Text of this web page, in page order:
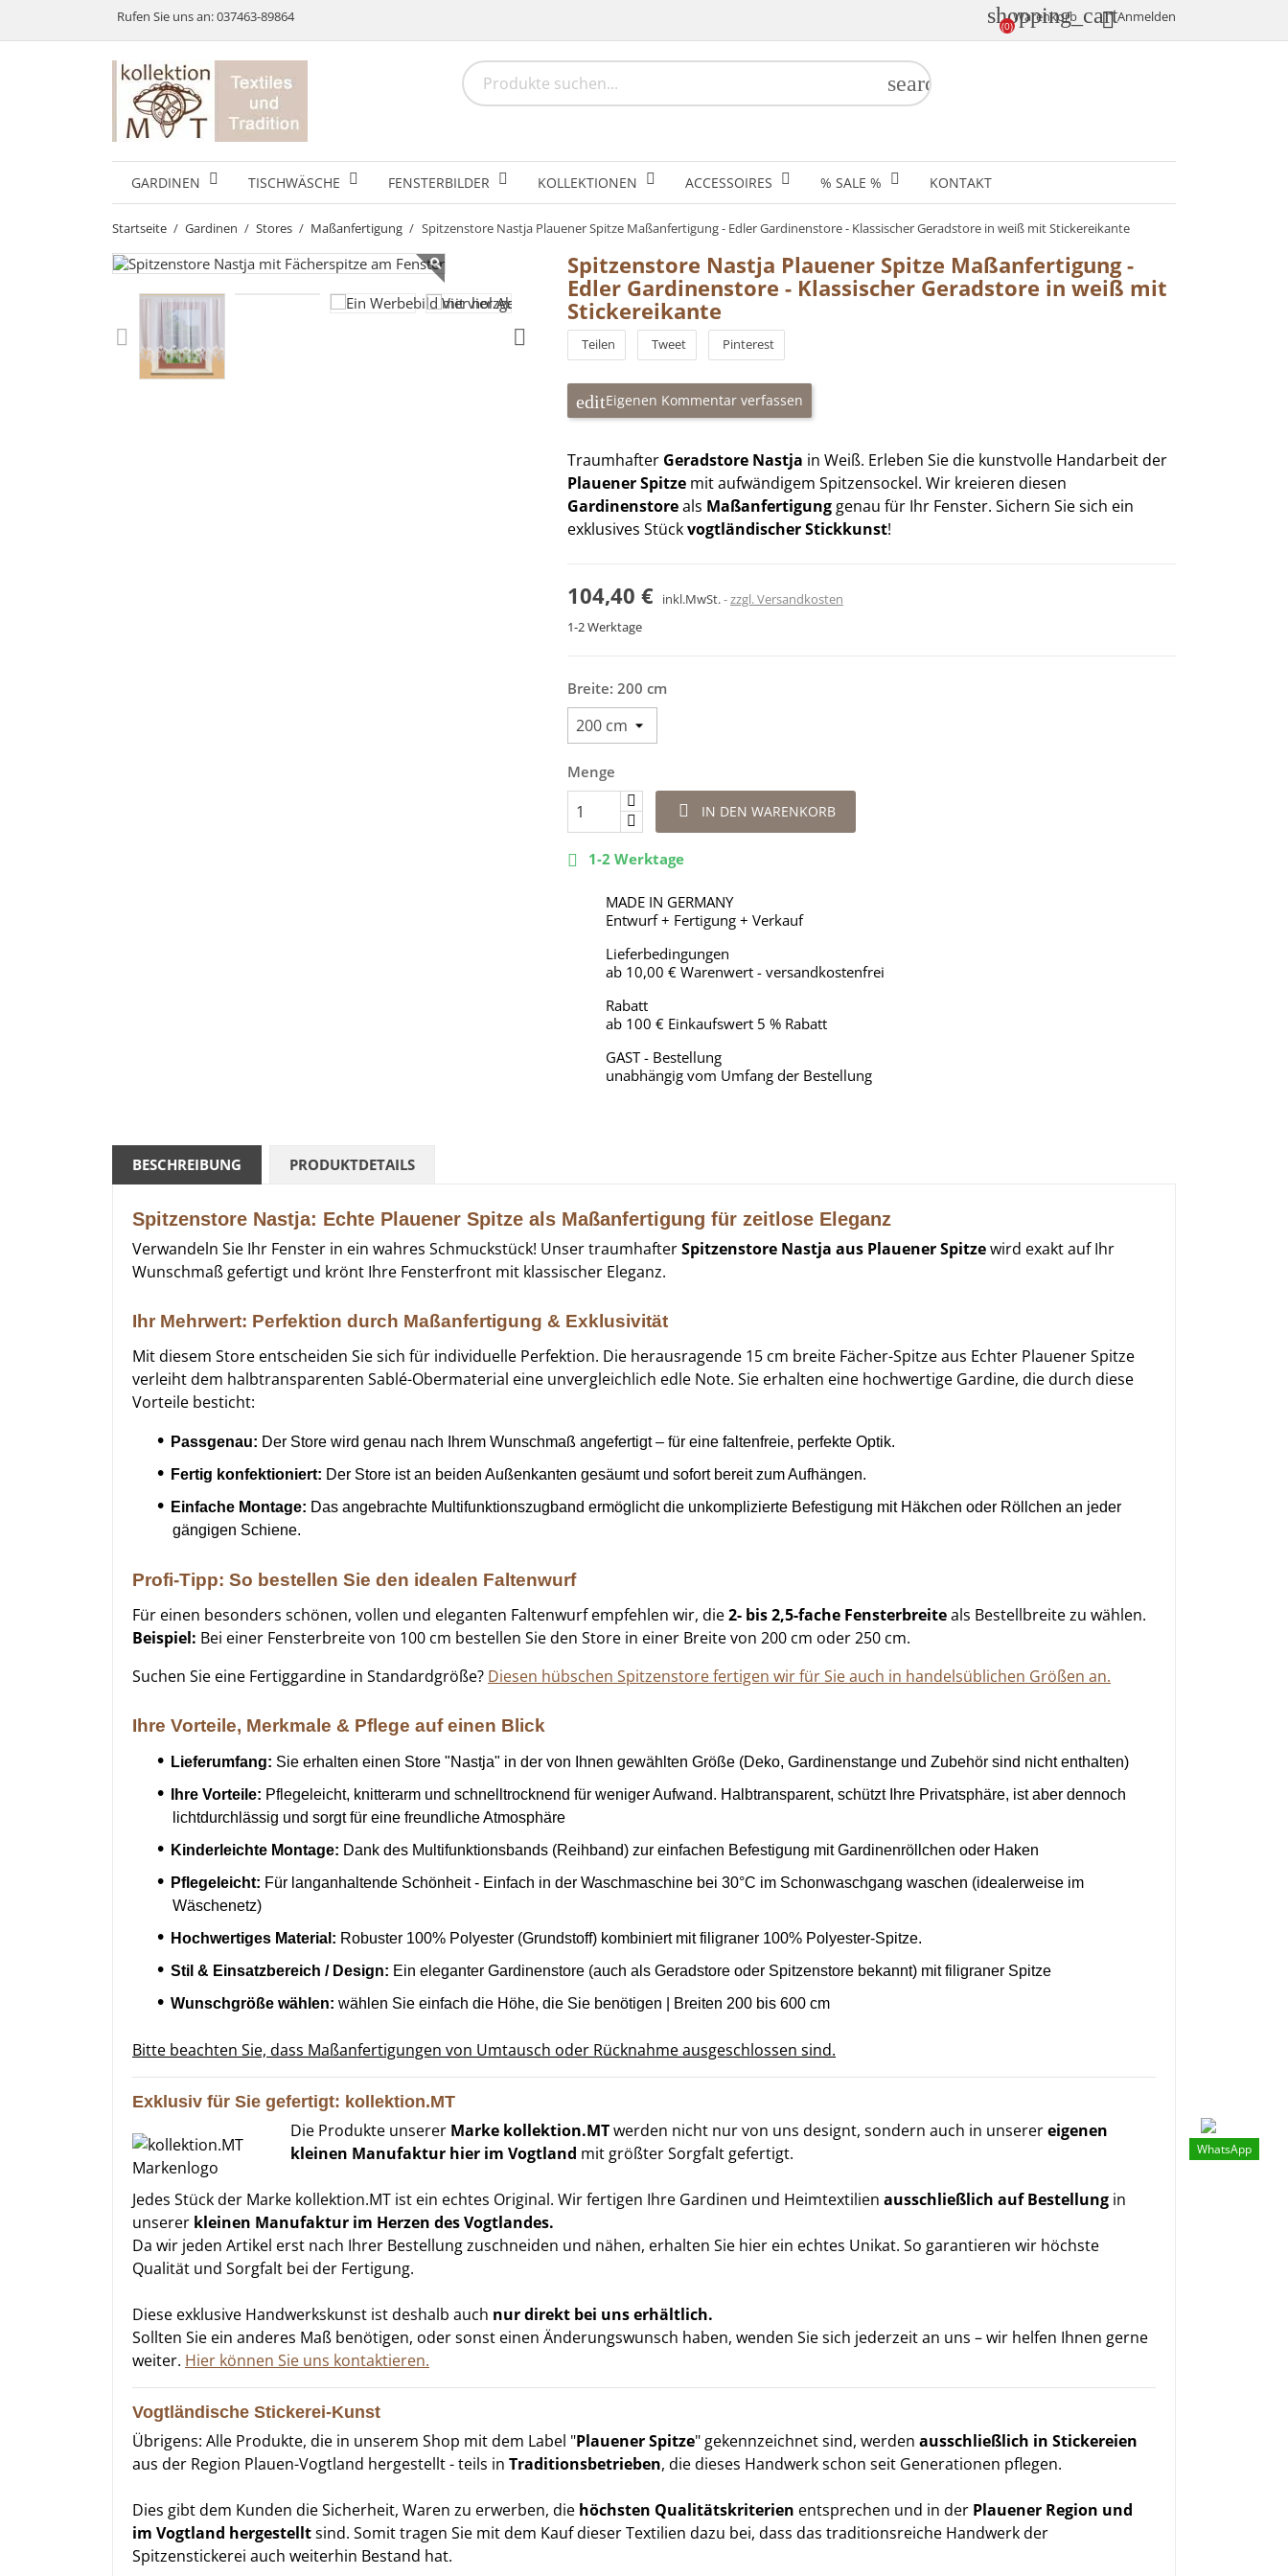
Rufen Sie uns an:037463-89864 shopping_cart
Warenkorb
(0) Anmelden
GARDINEN TISCHWÄSCHE FENSTERBILDER KOLLEKTIONEN ACCESSOIRES % SALE % KONTAKT
search
Startseite Gardinen Stores Maßanfertigung Spitzenstore Nastja Plauener Spitze Maßanfertigung - Edler Gardinenstore - Klassischer Geradstore in weiß mit Stickereikante
Spitzenstore Nastja Plauener Spitze Maßanfertigung -
Edler Gardinenstore - Klassischer Geradstore in weiß mit
Stickereikante
Teilen Tweet Pinterest
Eigenen Kommentar verfassen
Traumhafter Geradstore Nastja in Weiß. Erleben Sie die kunstvolle Handarbeit der
Plauener Spitze mit aufwändigem Spitzensockel. Wir kreieren diesen
Gardinenstoreals Maßanfertigung genau für Ihr Fenster. Sichern Sie sich ein
exklusives Stückvogtländischer Stickkunst!
104,40 € inkl.MwSt. zzgl. Versandkosten
1-2 Werktage
Breite: 200 cm
Menge
 IN DEN WARENKORB
 1-2 Werktage
MADE IN GERMANY
Entwurf + Fertigung + Verkauf
Lieferbedingungen
ab 10,00 € Warenwert - versandkostenfrei
Rabatt
ab 100 € Einkaufswert 5 % Rabatt
GAST - Bestellung
unabhängig vom Umfang der Bestellung
BESCHREIBUNG PRODUKTDETAILS
Spitzenstore Nastja: Echte Plauener Spitze als Maßanfertigung für zeitlose Eleganz
Verwandeln Sie Ihr Fenster in ein wahres Schmuckstück! Unser traumhafterSpitzenstore Nastja aus Plauener Spitzewird exakt auf Ihr
Wunschmaß gefertigt und krönt Ihre Fensterfront mit klassischer Eleganz.
Ihr Mehrwert: Perfektion durch Maßanfertigung & Exklusivität
Mit diesem Store entscheiden Sie sich für individuelle Perfektion. Die herausragende 15 cm breite Fächer-Spitze aus Echter Plauener Spitze
verleiht dem halbtransparenten Sablé-Obermaterial eine unvergleichlich edle Note. Sie erhalten eine hochwertige Gardine, die durch diese
Vorteile besticht:
Passgenau: Der Store wird genau nach Ihrem Wunschmaß angefertigt – für eine faltenfreie, perfekte Optik.
Fertig konfektioniert: Der Store ist an beiden Außenkanten gesäumt und sofort bereit zum Aufhängen.
Einfache Montage: Das angebrachte Multifunktionszugband ermöglicht die unkomplizierte Befestigung mit Häkchen oder Röllchen an jeder
gängigen Schiene.
Profi-Tipp: So bestellen Sie den idealen Faltenwurf
Für einen besonders schönen, vollen und eleganten Faltenwurf empfehlen wir, die2- bis 2,5-fache Fensterbreiteals Bestellbreite zu wählen.
Beispiel: Bei einer Fensterbreite von 100 cm bestellen Sie den Store in einer Breite von 200 cm oder 250 cm.
Suchen Sie eine Fertiggardine in Standardgröße? Diesen hübschen Spitzenstore fertigen wir für Sie auch in handelsüblichen Größen an.
Ihre Vorteile, Merkmale & Pflege auf einen Blick
Lieferumfang: Sie erhalten einen Store "Nastja" in der von Ihnen gewählten Größe (Deko, Gardinenstange und Zubehör sind nicht enthalten)
Ihre Vorteile: Pflegeleicht, knitterarm und schnelltrocknend für weniger Aufwand. Halbtransparent, schützt Ihre Privatsphäre, ist aber dennoch
lichtdurchlässig und sorgt für eine freundliche Atmosphäre
Kinderleichte Montage: Dank des Multifunktionsbands (Reihband) zur einfachen Befestigung mit Gardinenröllchen oder Haken
Pflegeleicht: Für langanhaltende Schönheit - Einfach in der Waschmaschine bei 30°C im Schonwaschgang waschen (idealerweise im
Wäschenetz)
Hochwertiges Material: Robuster 100% Polyester (Grundstoff) kombiniert mit filigraner 100% Polyester-Spitze.
Stil & Einsatzbereich / Design: Ein eleganter Gardinenstore (auch als Geradstore oder Spitzenstore bekannt) mit filigraner Spitze
Wunschgröße wählen: wählen Sie einfach die Höhe, die Sie benötigen | Breiten 200 bis 600 cm
Bitte beachten Sie, dass Maßanfertigungen von Umtausch oder Rücknahme ausgeschlossen sind.
Exklusiv für Sie gefertigt: kollektion.MT
Die Produkte unserer Marke kollektion.MTwerden nicht nur von uns designt, sondern auch in unserereigenen
kleinen Manufaktur hier im Vogtland mit größter Sorgfalt gefertigt.
Jedes Stück der Marke kollektion.MT ist ein echtes Original. Wir fertigen Ihre Gardinen und Heimtextilien ausschließlich auf Bestellung in
unserer kleinen Manufaktur im Herzen des Vogtlandes.
Da wir jeden Artikel erst nach Ihrer Bestellung zuschneiden und nähen, erhalten Sie hier ein echtes Unikat. So garantieren wir höchste
Qualität und Sorgfalt bei der Fertigung.
Diese exklusive Handwerkskunst ist deshalb auch nur direkt bei uns erhältlich.
Sollten Sie ein anderes Maß benötigen, oder sonst einen Änderungswunsch haben, wenden Sie sich jederzeit an uns – wir helfen Ihnen gerne
weiter. Hier können Sie uns kontaktieren.
Vogtländische Stickerei-Kunst
Übrigens: Alle Produkte, die in unserem Shop mit dem Label "Plauener Spitze" gekennzeichnet sind, werden ausschließlich in Stickereien
aus der Region Plauen-Vogtland hergestellt - teils in Traditionsbetrieben, die dieses Handwerk schon seit Generationen pflegen.
Dies gibt dem Kunden die Sicherheit, Waren zu erwerben, die höchsten Qualitätskriterien entsprechen und in der Plauener Region und
im Vogtland hergestelltsind. Somit tragen Sie mit dem Kauf dieser Textilien dazu bei, dass das traditionsreiche Handwerk der
Spitzenstickerei auch weiterhin Bestand hat.
WhatsApp